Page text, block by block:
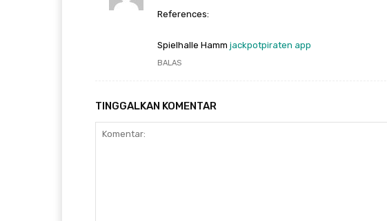
References:
Spielhalle Hamm jackpotpiraten app
BALAS
TINGGALKAN KOMENTAR